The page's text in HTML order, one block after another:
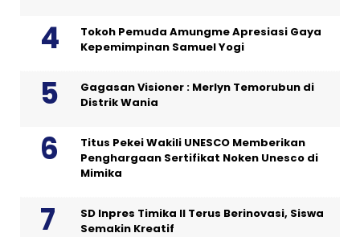
Tokoh Pemuda Amungme Apresiasi Gaya
Kepemimpinan Samuel Yogi
Gagasan Visioner : Merlyn Temorubun di
Distrik Wania
Titus Pekei Wakili UNESCO Memberikan
Penghargaan Sertifikat Noken Unesco di
Mimika
SD Inpres Timika II Terus Berinovasi, Siswa
Semakin Kreatif